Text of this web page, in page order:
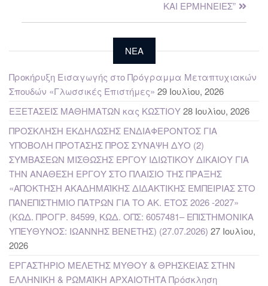
ΚΑΙ ΕΡΜΗΝΕΙΕΣ”
NEA
Προκήρυξη Εισαγωγής στο Πρόγραμμα Μεταπτυχιακών
Σπουδών «Γλωσσικές Επιστήμες» 29 Ιουλίου, 2026
ΕΞΕΤΑΣΕΙΣ ΜΑΘΗΜΑΤΩΝ κας ΚΩΣΤΙΟΥ28 Ιουλίου, 2026
ΠΡΟΣΚΛΗΣΗ ΕΚΔΗΛΩΣΗΣ ΕΝΔΙΑΦΕΡΟΝΤΟΣ ΓΙΑ
ΥΠΟΒΟΛΗ ΠΡΟΤΑΣΗΣ ΠΡΟΣ ΣΥΝΑΨΗ ΔΥΟ (2)
ΣΥΜΒΑΣΕΩΝ ΜΙΣΘΩΣΗΣ ΕΡΓΟΥ ΙΔΙΩΤΙΚΟΥ ΔΙΚΑΙΟΥ ΓΙΑ
ΤΗΝ ΑΝΑΘΕΣΗ ΕΡΓΟΥ ΣΤΟ ΠΛΑΙΣΙΟ ΤΗΣ ΠΡΑΞΗΣ
«ΑΠΟΚΤΗΣΗ ΑΚΑΔΗΜΑΪΚΗΣ ΔΙΔΑΚΤΙΚΗΣ ΕΜΠΕΙΡΙΑΣ ΣΤΟ
ΠΑΝΕΠΙΣΤΗΜΙΟ ΠΑΤΡΩΝ ΓΙΑ ΤΟ ΑΚ. ΕΤΟΣ 2026 -2027»
(ΚΩΔ. ΠΡΟΓΡ. 84599, ΚΩΔ. ΟΠΣ: 6057481– ΕΠΙΣΤΗΜΟΝΙΚΑ
ΥΠΕΥΘΥΝΟΣ: ΙΩΑΝΝΗΣ ΒΕΝΕΤΗΣ) (27.07.2026) 27 Ιουλίου,
2026
ΕΡΓΑΣΤΗΡΙΟ ΜΕΛΕΤΗΣ ΜΥΘΟΥ & ΘΡΗΣΚΕΙΑΣ ΣΤΗΝ
ΕΛΛΗΝΙΚΗ & ΡΩΜΑΪΚΗ ΑΡΧΑΙΟΤΗΤΑ Πρόσκληση